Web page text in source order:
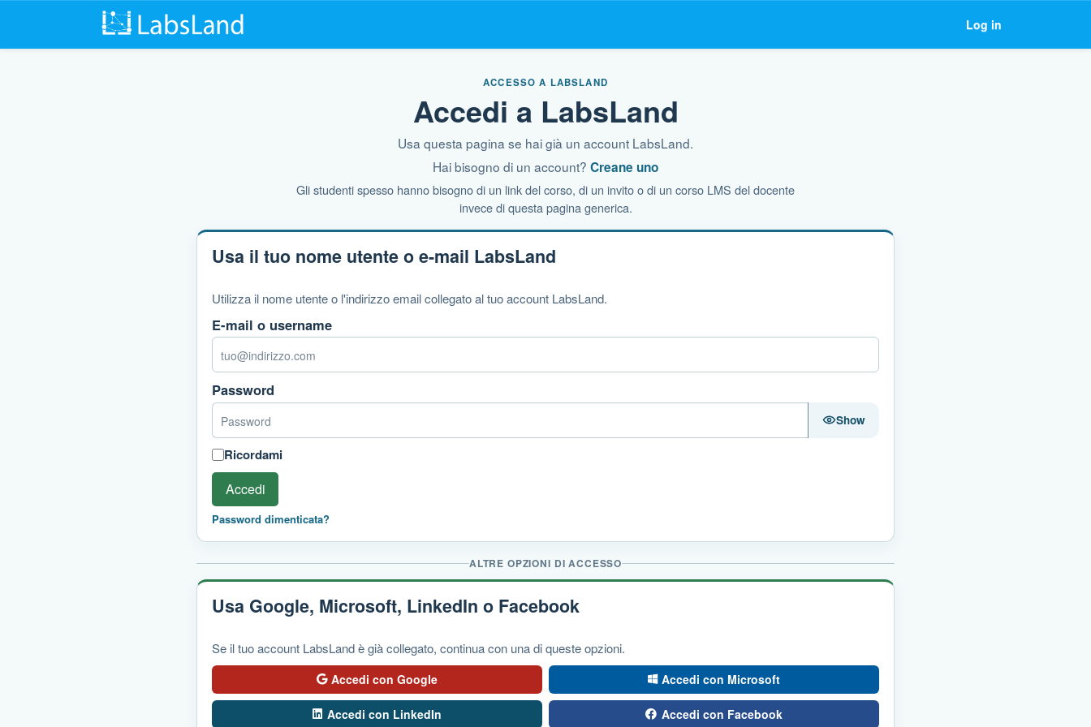
Log in
ACCESSO A LABSLAND
Accedi a LabsLand
Usa questa pagina se hai già un account LabsLand.
Hai bisogno di un account? Creane uno
Gli studenti spesso hanno bisogno di un link del corso, di un invito o di un corso LMS del docente
invece di questa pagina generica.
Usa il tuo nome utente o e-mail LabsLand
Utilizza il nome utente o l'indirizzo email collegato al tuo account LabsLand.
E-mail o username
Password
Show
Ricordami
Accedi
Password dimenticata?
ALTRE OPZIONI DI ACCESSO
Usa Google, Microsoft, LinkedIn o Facebook
Se il tuo account LabsLand è già collegato, continua con una di queste opzioni.
Accedi con Google Accedi con Microsoft
Accedi con LinkedIn Accedi con Facebook